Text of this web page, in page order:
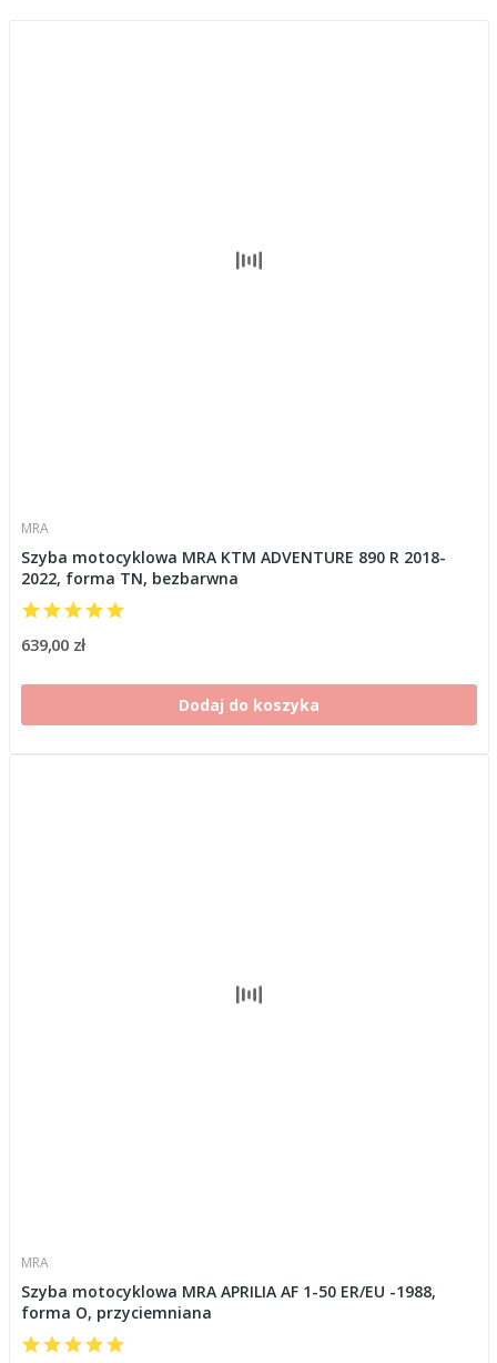
MRA
Szyba motocyklowa MRA KTM ADVENTURE 890 R 2018-
2022, forma TN, bezbarwna
639,00 zł
Dodaj do koszyka
MRA
Szyba motocyklowa MRA APRILIA AF 1-50 ER/EU -1988,
forma O, przyciemniana